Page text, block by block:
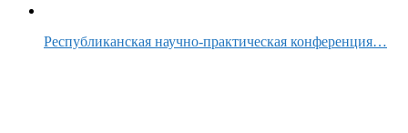
Республиканская научно-практическая конференция…